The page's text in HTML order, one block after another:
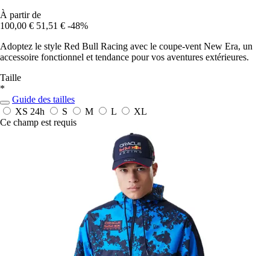
À partir de
100,00 € 51,51 € -48%
Adoptez le style Red Bull Racing avec le coupe-vent New Era, un
accessoire fonctionnel et tendance pour vos aventures extérieures.
Taille
*
Guide des tailles
XS 24h S M L
XL
Ce champ est requis